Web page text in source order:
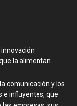
la alimentan.
comunicación y los
e influyentes, que